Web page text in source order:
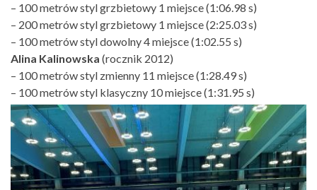
– 100 metrów styl grzbietowy 1 miejsce (1:06.98 s)
– 200 metrów styl grzbietowy 1 miejsce (2:25.03 s)
– 100 metrów styl dowolny 4 miejsce (1:02.55 s)
Alina Kalinowska (rocznik 2012)
– 100 metrów styl zmienny 11 miejsce (1:28.49 s)
– 100 metrów styl klasyczny 10 miejsce (1:31.95 s)